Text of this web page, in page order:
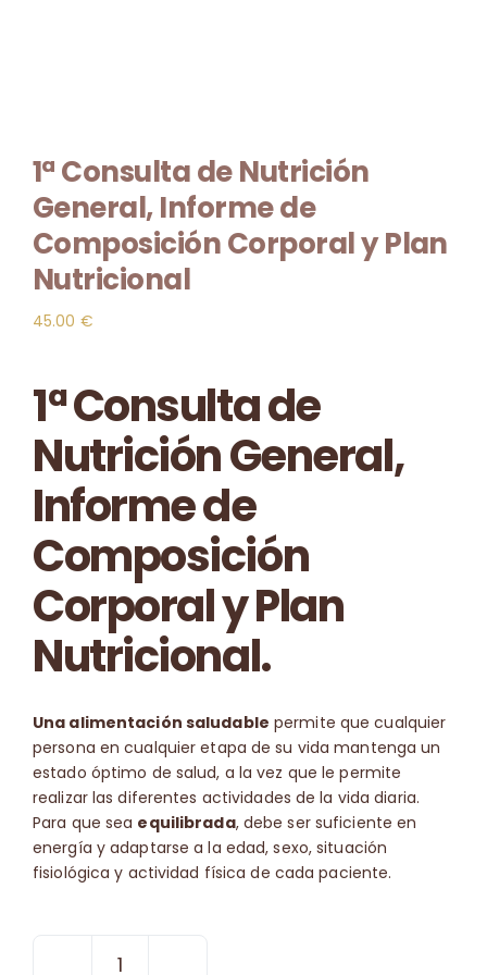
1ª Consulta de Nutrición
General, Informe de
Composición Corporal y Plan
Nutricional
45.00 €
1ª Consulta de
Nutrición General,
Informe de
Composición
Corporal y Plan
Nutricional.
Una alimentación saludable permite que cualquier
persona en cualquier etapa de su vida mantenga un
estado óptimo de salud, a la vez que le permite
realizar las diferentes actividades de la vida diaria.
Para que sea equilibrada, debe ser suficiente en
energía y adaptarse a la edad, sexo, situación
fisiológica y actividad física de cada paciente.